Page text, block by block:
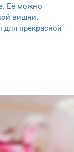
Её можно
вишни.
прекрасной